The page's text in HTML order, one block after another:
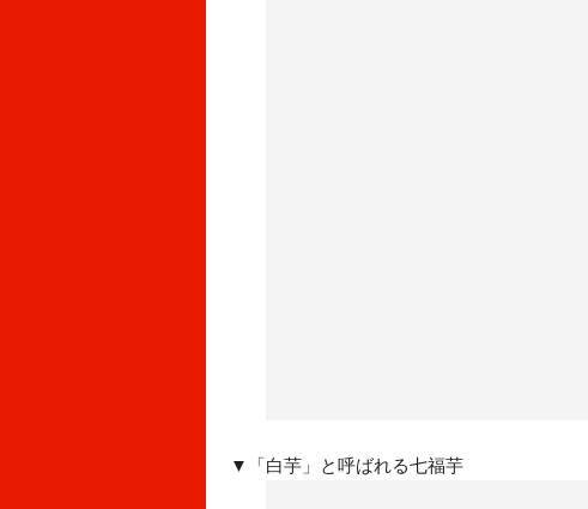
▼「白芋」と呼ばれる七福芋